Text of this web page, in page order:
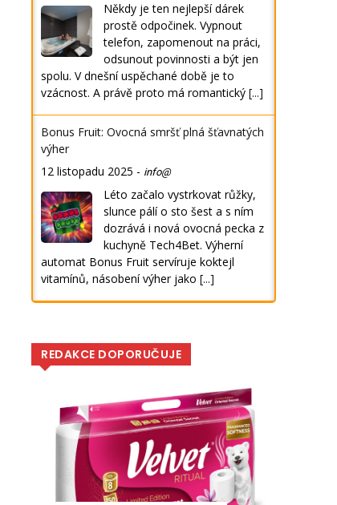
Někdy je ten nejlepší dárek
prostě odpočinek. Vypnout
telefon, zapomenout na práci,
odsunout povinnosti a být jen
spolu. V dnešní uspěchané době je to
vzácnost. A právě proto má romantický[...]
Bonus Fruit: Ovocná smršť plná šťavnatých
výher
12 listopadu 2025 - info@
Léto začalo vystrkovat růžky,
slunce pálí o sto šest a s ním
dozrává i nová ovocná pecka z
kuchyně Tech4Bet. Výherní
automat Bonus Fruit servíruje koktejl
vitamínů, násobení výher jako[...]
REDAKCE DOPORUČUJE